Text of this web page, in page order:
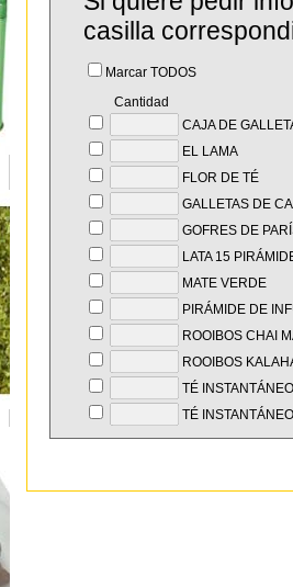
casilla
Marcar TODOS
Cantidad
CAJA DE
EL LAMA
FLOR DE TÉ
GALLETAS DE
GOFRES DE
LATA 15
MATE VERDE
PIRÁMIDE DE
ROOIBOS CHAI
ROOIBOS
TÉ
TÉ